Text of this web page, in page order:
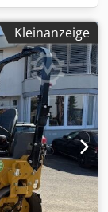
Kleinanzeige